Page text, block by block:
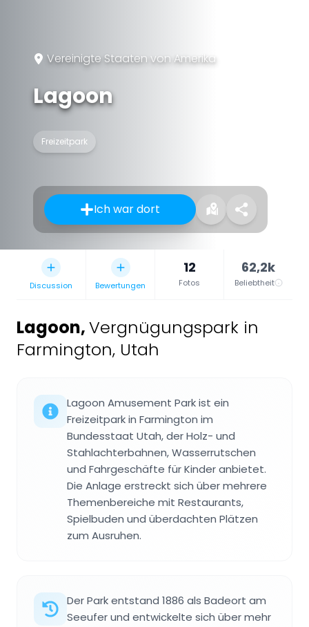
Vereinigte Staaten von Amerika
Lagoon
Freizeitpark
Ich war dort
Discussion Bewertungen
12
Fotos
62,2k
Beliebtheit
Lagoon,Vergnügungspark in
Farmington, Utah
Lagoon Amusement Park ist ein
Freizeitpark in Farmington im
Bundesstaat Utah, der Holz- und
Stahlachterbahnen, Wasserrutschen
und Fahrgeschäfte für Kinder anbietet.
Die Anlage erstreckt sich über mehrere
Themenbereiche mit Restaurants,
Spielbuden und überdachten Plätzen
zum Ausruhen.
Der Park entstand 1886 als Badeort am
Seeufer und entwickelte sich über mehr